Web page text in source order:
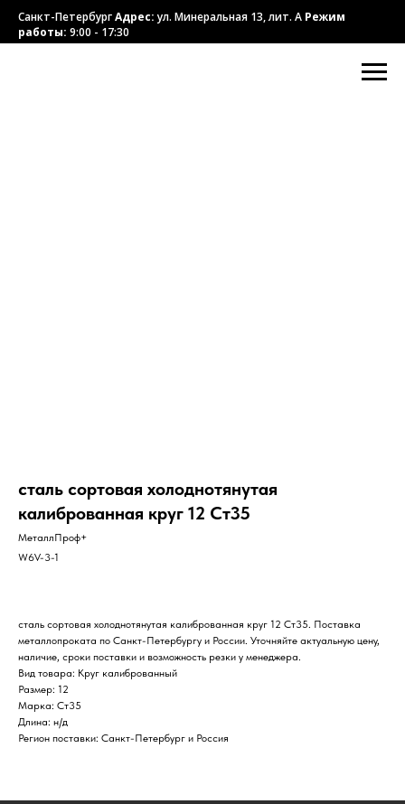
Санкт-ПетербургАдрес:ул. Минеральная 13, лит. А Режим
работы: 9:00 - 17:30
сталь сортовая холоднотянутая
калиброванная круг 12 Ст35
МеталлПроф+
W6V-3-1
сталь сортовая холоднотянутая калиброванная круг 12 Ст35. Поставка
металлопроката по Санкт-Петербургу и России. Уточняйте актуальную цену,
наличие, сроки поставки и возможность резки у менеджера.
Вид товара: Круг калиброванный
Размер: 12
Марка: Ст35
Длина: н/д
Регион поставки: Санкт-Петербург и Россия